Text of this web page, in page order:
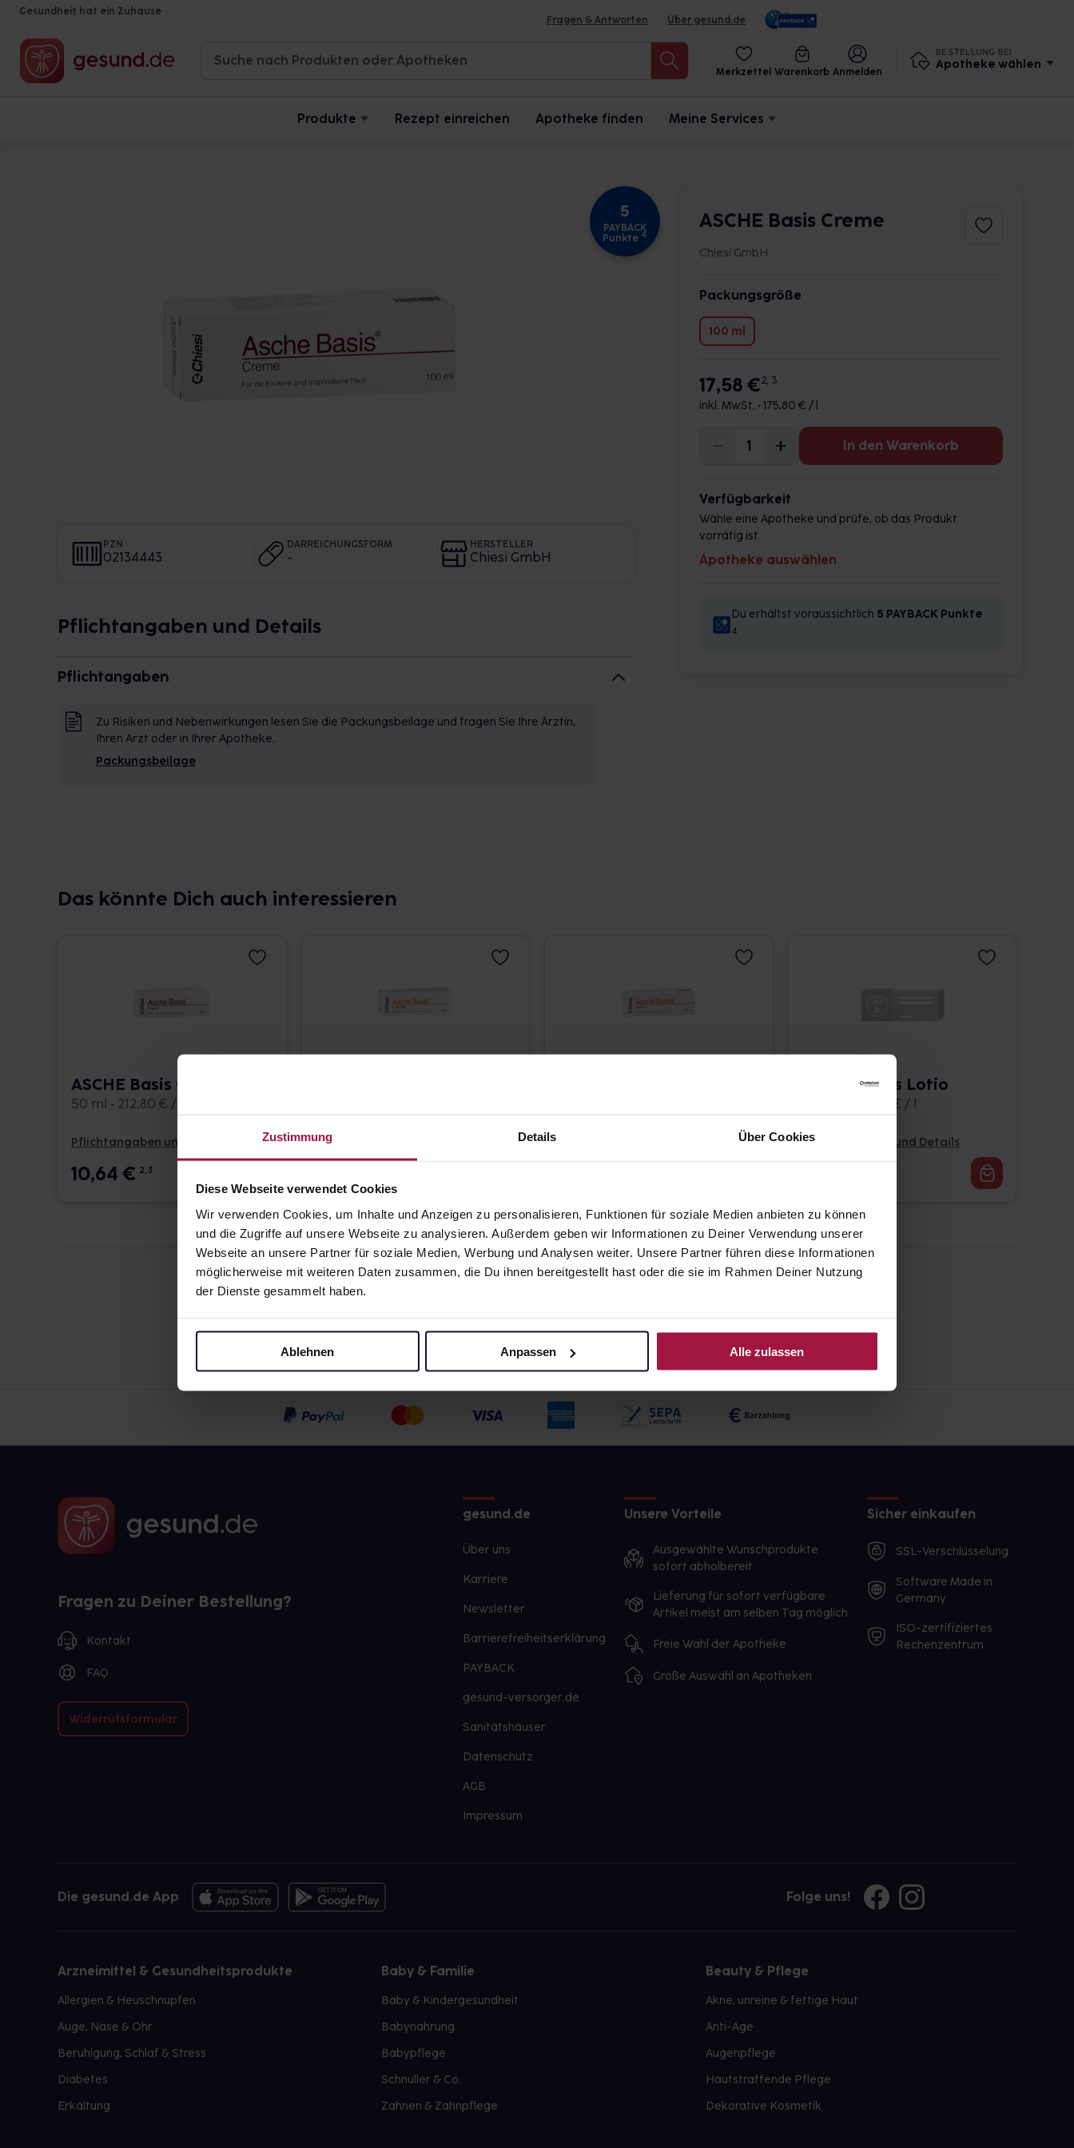
Zustimmung Details Über Cookies
Diese Webseite verwendet Cookies
Wir verwenden Cookies, um Inhalte und Anzeigen zu personalisieren, Funktionen für soziale Medien anbieten zu können
und die Zugriffe auf unsere Webseite zu analysieren. Außerdem geben wir Informationen zu Deiner Verwendung unserer
Webseite an unsere Partner für soziale Medien, Werbung und Analysen weiter. Unsere Partner führen diese Informationen
möglicherweise mit weiteren Daten zusammen, die Du ihnen bereitgestellt hast oder die sie im Rahmen Deiner Nutzung
der Dienste gesammelt haben.
Ablehnen Anpassen Alle zulassen
Gesundheit hat ein Zuhause
Fragen & Antworten Über gesund.de
Merkzettel Warenkorb Anmelden
BESTELLUNG BEI
Apotheke wählen
Produkte Rezept einreichen Apotheke finden Meine Services
5
PAYBACK
Punkte 4
PZN
02134443
DARREICHUNGSFORM
-
HERSTELLER
Chiesi GmbH
Pflichtangaben und Details
Pflichtangaben
Zu Risiken und Nebenwirkungen lesen Sie die Packungsbeilage und fragen Sie Ihre Ärztin,
Ihren Arzt oder in Ihrer Apotheke.
Packungsbeilage
ASCHE Basis Creme
Chiesi GmbH
Packungsgröße
100 ml
17,58 €2, 3
inkl. MwSt. • 175,80 € / l
In den Warenkorb
Verfügbarkeit
Wähle eine Apotheke und prüfe, ob das Produkt
vorrätig ist.
Apotheke auswählen
Du erhältst voraussichtlich 5 PAYBACK Punkte
4
Das könnte Dich auch interessieren
ASCHE Basis Creme
50 ml • 212,80 € / l
Pflichtangaben und Details
10,64€ 2, 3
Pflichtangaben und Details
ASCHE Basis Lotio
200 ml • 88,65 € / l
Pflichtangaben und Details
Fragen zu Deiner Bestellung?
Kontakt
FAQ
Widerrufsformular
gesund.de
Über uns
Karriere
Newsletter
Barrierefreiheitserklärung
PAYBACK
gesund-versorger.de
Sanitätshäuser
Datenschutz
AGB
Impressum
Unsere Vorteile
Ausgewählte Wunschprodukte
sofort abholbereit
Lieferung für sofort verfügbare
Artikel meist am selben Tag möglich
Freie Wahl der Apotheke
Große Auswahl an Apotheken
Sicher einkaufen
SSL-Verschlüsselung
Software Made in
Germany
ISO-zertifiziertes
Rechenzentrum
Die gesund.de App Folge uns!
Arzneimittel & Gesundheitsprodukte
Allergien & Heuschnupfen
Auge, Nase & Ohr
Beruhigung, Schlaf & Stress
Diabetes
Erkältung
Baby & Familie
Baby & Kindergesundheit
Babynahrung
Babypflege
Schnuller & Co.
Zahnen & Zahnpflege
Beauty & Pflege
Akne, unreine & fettige Haut
Anti-Age
Augenpflege
Hautstraffende Pflege
Dekorative Kosmetik